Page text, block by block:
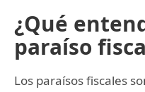
¿Qué
paraíso
Los paraísos fiscales